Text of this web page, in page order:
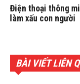
Điện thoại thông
làm xấu con người
BÀI VIẾT LIÊN